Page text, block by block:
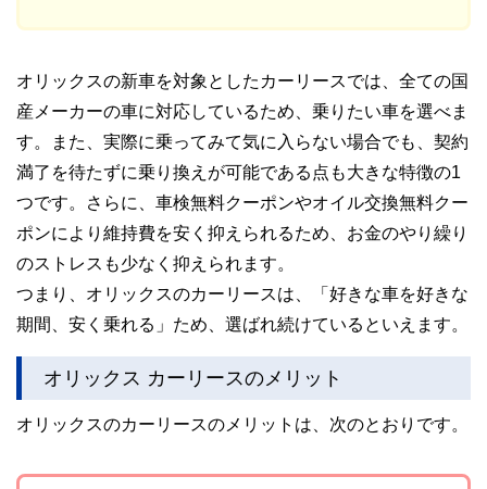
オリックスの新車を対象としたカーリースでは、全ての国
産メーカーの車に対応しているため、乗りたい車を選べま
す。また、実際に乗ってみて気に入らない場合でも、契約
満了を待たずに乗り換えが可能である点も大きな特徴の1
つです。さらに、車検無料クーポンやオイル交換無料クー
ポンにより維持費を安く抑えられるため、お金のやり繰り
のストレスも少なく抑えられます。
つまり、オリックスのカーリースは、「好きな車を好きな
期間、安く乗れる」ため、選ばれ続けているといえます。
オリックス カーリースのメリット
オリックスのカーリースのメリットは、次のとおりです。